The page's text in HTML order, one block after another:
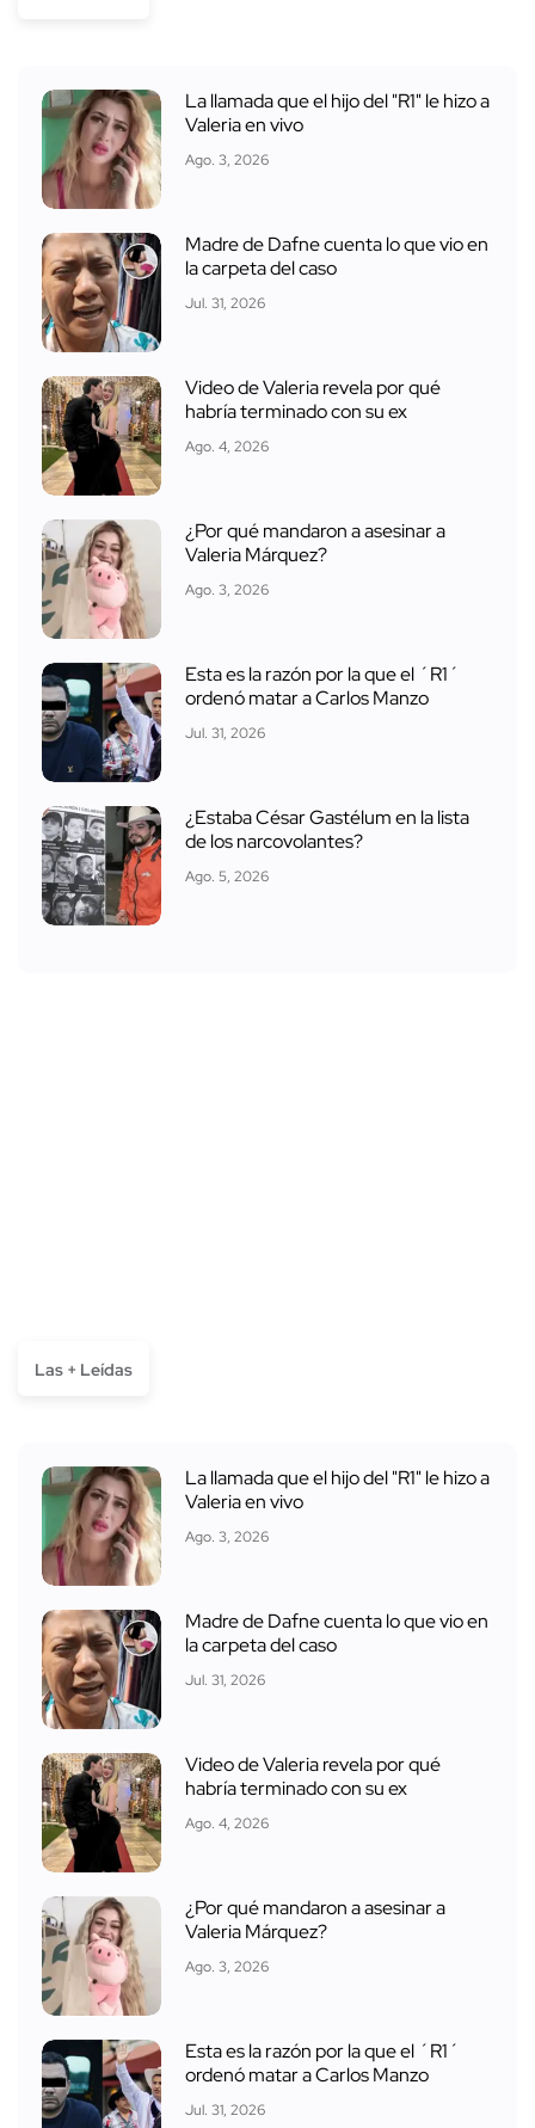
La llamada que el hijo del "R1" le hizo a
Valeria en vivo
Ago. 3, 2026
Madre de Dafne cuenta lo que vio en
la carpeta del caso
Jul. 31, 2026
Video de Valeria revela por qué
habría terminado con su ex
Ago. 4, 2026
¿Por qué mandaron a asesinar a
Valeria Márquez?
Ago. 3, 2026
Esta es la razón por la que el ´R1´
ordenó matar a Carlos Manzo
Jul. 31, 2026
¿Estaba César Gastélum en la lista
de los narcovolantes?
Ago. 5, 2026
Las + Leídas
La llamada que el hijo del "R1" le hizo a
Valeria en vivo
Ago. 3, 2026
Madre de Dafne cuenta lo que vio en
la carpeta del caso
Jul. 31, 2026
Video de Valeria revela por qué
habría terminado con su ex
Ago. 4, 2026
¿Por qué mandaron a asesinar a
Valeria Márquez?
Ago. 3, 2026
Esta es la razón por la que el ´R1´
ordenó matar a Carlos Manzo
Jul. 31, 2026